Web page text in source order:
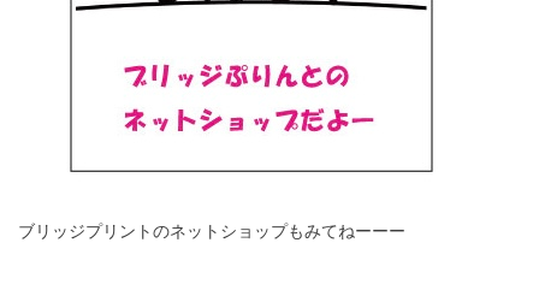
ブリッジプリントのネットショップもみてねーーー